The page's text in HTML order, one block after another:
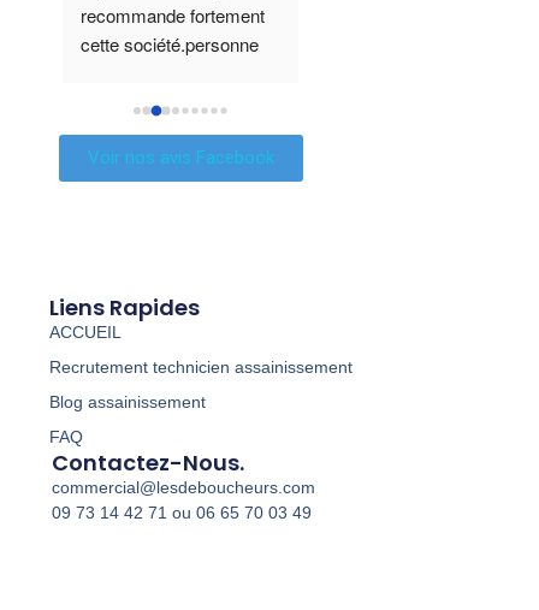
recommande fortement
cette société.personne
ponctuel tarif ultra
competitif.societe au top
Voir nos avis Facebook
Liens Rapides
ACCUEIL
Recrutement technicien assainissement
Blog assainissement
FAQ
Contactez-Nous.
commercial@lesdeboucheurs.com
09 73 14 42 71 ou 06 65 70 03 49